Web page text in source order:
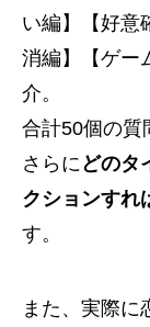
い編】【好意
消編】【ゲー
介。
合計50個の質
さらにどのタ
クションすれ
す。
また、実際に